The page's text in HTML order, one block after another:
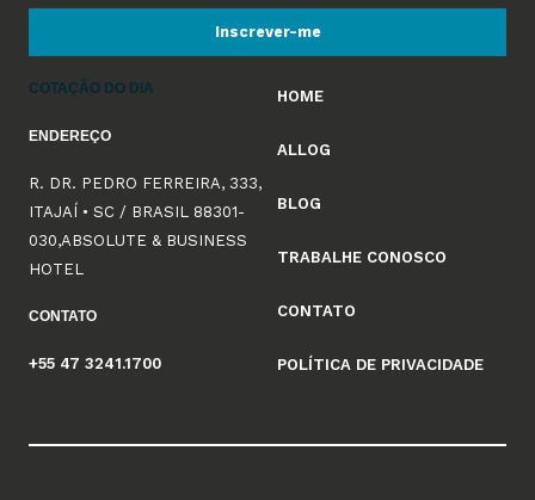
Inscrever-me
COTAÇÃO DO DIA
ENDEREÇO
R. DR. PEDRO FERREIRA, 333,
ITAJAÍ • SC / BRASIL 88301-
030,ABSOLUTE & BUSINESS
HOTEL
CONTATO
+55 47 3241.1700
HOME
ALLOG
BLOG
TRABALHE CONOSCO
CONTATO
POLÍTICA DE PRIVACIDADE